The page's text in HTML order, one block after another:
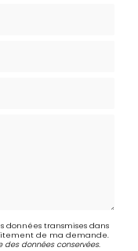
données transmises dans
de ma demande.
des données conservées.